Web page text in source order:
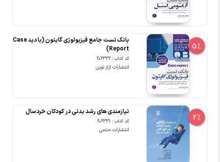
5%
بانک تست جامع فیزیولوژی گایتون (با دید Case
Report)
کد کتاب : 202332
انتشارات آراز نوین
2%
نیازمندی های رشد بدنی در کودکان خردسال
کد کتاب : 202331
انتشارات حتمی